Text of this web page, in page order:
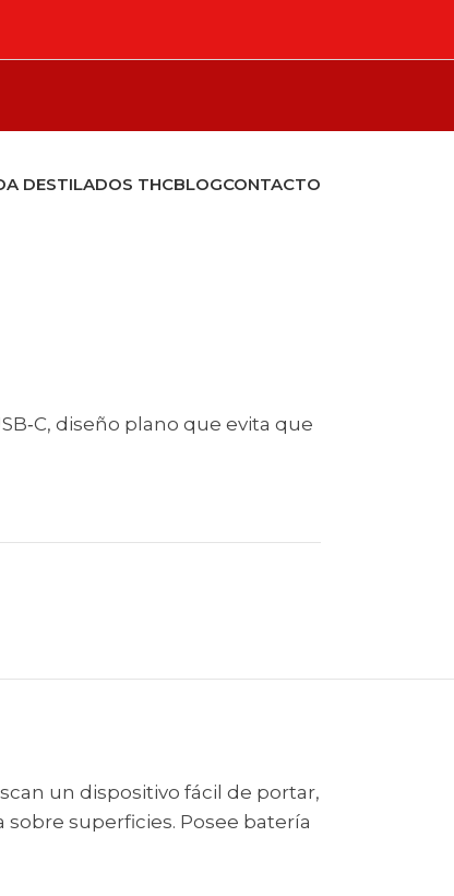
DESTILADOS THCBLOGCONTACTO
diseño plano que evita que
un dispositivo fácil de portar,
superficies. Posee batería